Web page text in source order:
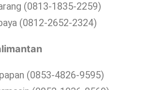
(0813-1835-2259)
(0812-2652-2324)
(0853-4826-9595)